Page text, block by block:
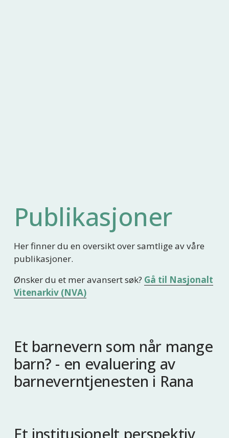
Publikasjoner
Her finner du en oversikt over samtlige av våre
publikasjoner.
Ønsker du et mer avansert søk? Gå til Nasjonalt
Vitenarkiv (NVA)
Et barnevern som når mange
barn? - en evaluering av
barneverntjenesten i Rana
Et institusjonelt perspektiv